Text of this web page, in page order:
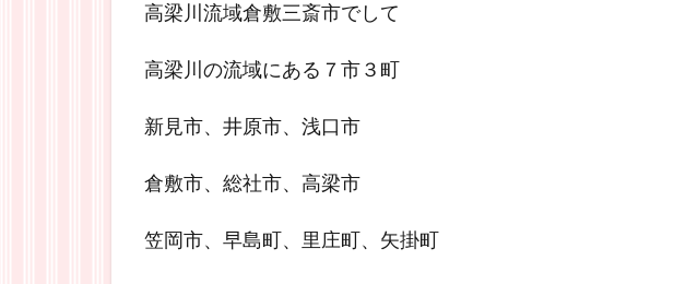
高梁川流域倉敷三斎市でして
高梁川の流域にある７市３町
新見市、井原市、浅口市
倉敷市、総社市、高梁市
笠岡市、早島町、里庄町、矢掛町